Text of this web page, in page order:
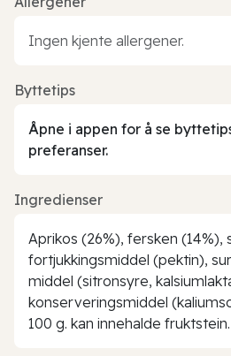
Ingen kjente allergener.
Byttetips
Åpne i appen for å se
preferanser.
Ingredienser
Aprikos (26%), fersken (14%),
fortjukkingsmiddel (pektin),
middel (sitronsyre,
konserveringsmiddel
100 g. kan innehalde fruktstein.